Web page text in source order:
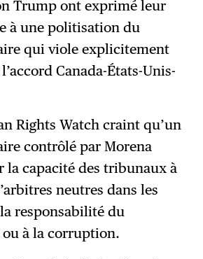
Trump ont exprimé leur
à une politisation du
qui viole explicitement
Canada-États-Unis-
Rights Watch craint qu’un
contrôlé par Morena
la capacité des tribunaux à
neutres dans les
responsabilité du
à la corruption.